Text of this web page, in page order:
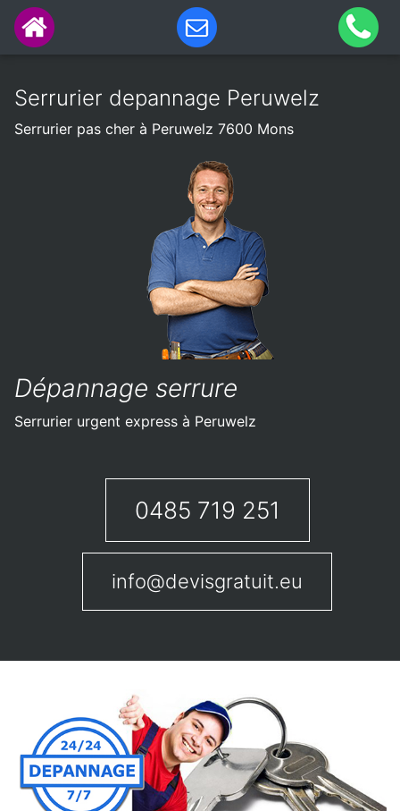
Serrurier depannage Peruwelz
Serrurier pas cher à Peruwelz 7600 Mons
Dépannage serrure
Serrurier urgent express à Peruwelz
0485 719 251
info@devisgratuit.eu